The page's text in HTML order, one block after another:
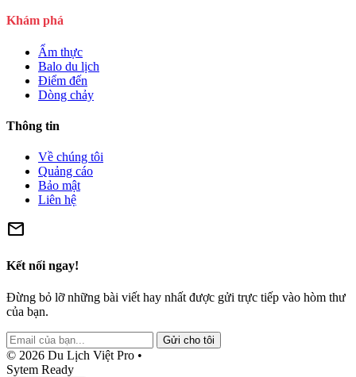
Khám phá
Ẩm thực
Balo du lịch
Điểm đến
Dòng chảy
Thông tin
Về chúng tôi
Quảng cáo
Bảo mật
Liên hệ
mail
Kết nối ngay!
Đừng bỏ lỡ những bài viết hay nhất được gửi trực tiếp vào hòm thư
của bạn.
Gửi cho tôi
© 2026 Du Lịch Việt Pro •
Sytem Ready